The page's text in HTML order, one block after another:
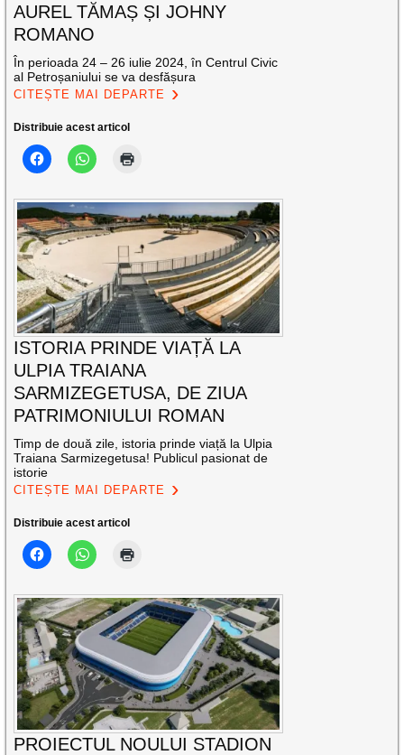
AUREL TĂMAȘ ȘI JOHNY
ROMANO
În perioada 24 – 26 iulie 2024, în Centrul Civic
al Petroșaniului se va desfășura
CITEȘTE MAI DEPARTE
Distribuie acest articol
ISTORIA PRINDE VIAȚĂ LA
ULPIA TRAIANA
SARMIZEGETUSA, DE ZIUA
PATRIMONIULUI ROMAN
Timp de două zile, istoria prinde viață la Ulpia
Traiana Sarmizegetusa! Publicul pasionat de
istorie
CITEȘTE MAI DEPARTE
Distribuie acest articol
PROIECTUL NOULUI STADION